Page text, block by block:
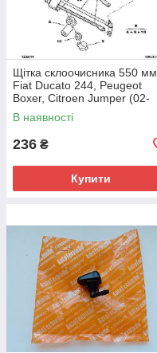
Щітка склоочисника 550 мм
Fiat Ducato 244, Peugeot
Boxer, Citroen Jumper (02-
06), 71805687, 6423P0,
Denckermann, Польща
В наявності
236 ₴
Купити